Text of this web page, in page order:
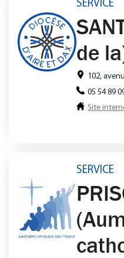
SERVICE
de
102,
05 54 89
Site
SERVICE